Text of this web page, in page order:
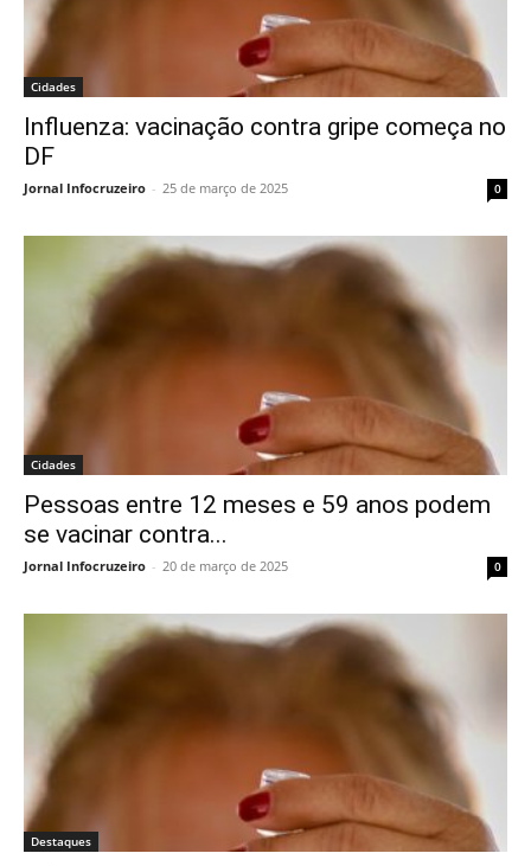
Cidades
Influenza: vacinação contra gripe começa no
DF
Jornal Infocruzeiro - 25 de março de 2025 0
Cidades
Pessoas entre 12 meses e 59 anos podem
se vacinar contra...
Jornal Infocruzeiro - 20 de março de 2025 0
Destaques